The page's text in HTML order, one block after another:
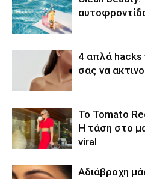
4 απλά hacks
σας να
To Tomato
Η τάση στο
viral
Αδιάβροχη